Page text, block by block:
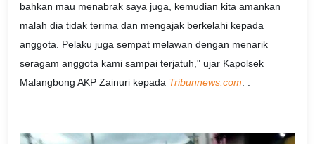
bahkan mau menabrak saya juga, kemudian kita amankan
malah dia tidak terima dan mengajak berkelahi kepada
anggota. Pelaku juga sempat melawan dengan menarik
seragam anggota kami sampai terjatuh," ujar Kapolsek
Malangbong AKP Zainuri kepada Tribunnews.com. .